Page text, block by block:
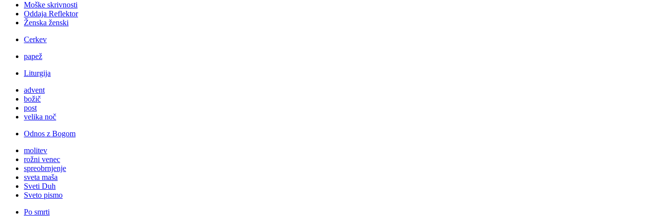
Moške skrivnosti
Oddaja Reflektor
Ženska ženski
Cerkev
papež
Liturgija
advent
božič
post
velika noč
Odnos z Bogom
molitev
rožni venec
spreobrnjenje
sveta maša
Sveti Duh
Sveto pismo
Po smrti